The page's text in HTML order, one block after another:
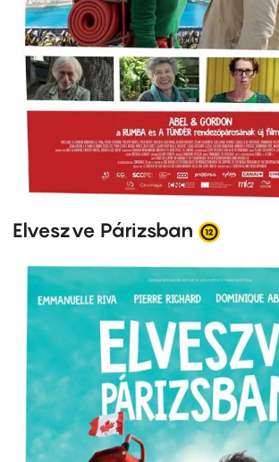
Elveszve Párizsban